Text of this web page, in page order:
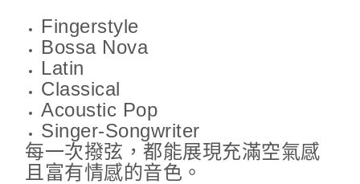
Fingerstyle
Bossa Nova
Latin
Classical
Acoustic Pop
Singer-Songwriter
每一次撥弦，都能展現充滿空氣感
且富有情感的音色。